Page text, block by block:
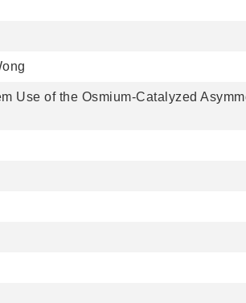
Use of the Osmium-Catalyzed